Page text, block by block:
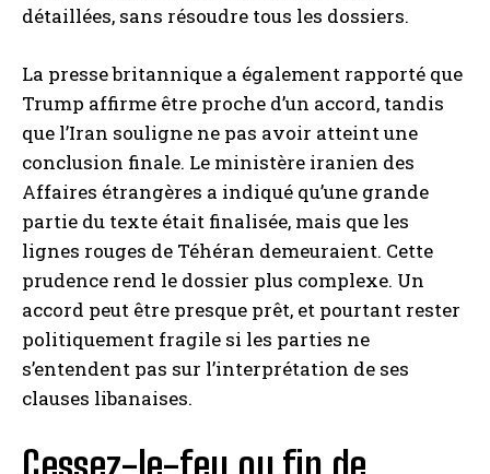
détaillées, sans résoudre tous les dossiers.
La presse britannique a également rapporté que
Trump affirme être proche d’un accord, tandis
que l’Iran souligne ne pas avoir atteint une
conclusion finale. Le ministère iranien des
Affaires étrangères a indiqué qu’une grande
partie du texte était finalisée, mais que les
lignes rouges de Téhéran demeuraient. Cette
prudence rend le dossier plus complexe. Un
accord peut être presque prêt, et pourtant rester
politiquement fragile si les parties ne
s’entendent pas sur l’interprétation de ses
clauses libanaises.